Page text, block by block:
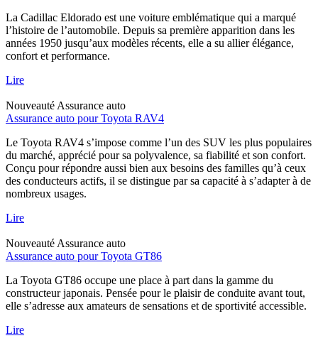
La Cadillac Eldorado est une voiture emblématique qui a marqué
l’histoire de l’automobile. Depuis sa première apparition dans les
années 1950 jusqu’aux modèles récents, elle a su allier élégance,
confort et performance.
Lire
Nouveauté Assurance auto
Assurance auto pour Toyota RAV4
Le Toyota RAV4 s’impose comme l’un des SUV les plus populaires
du marché, apprécié pour sa polyvalence, sa fiabilité et son confort.
Conçu pour répondre aussi bien aux besoins des familles qu’à ceux
des conducteurs actifs, il se distingue par sa capacité à s’adapter à de
nombreux usages.
Lire
Nouveauté Assurance auto
Assurance auto pour Toyota GT86
La Toyota GT86 occupe une place à part dans la gamme du
constructeur japonais. Pensée pour le plaisir de conduite avant tout,
elle s’adresse aux amateurs de sensations et de sportivité accessible.
Lire